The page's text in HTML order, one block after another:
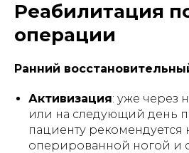
Реабилитация
операции
Ранний
Активизация: уже через
или на следующий день
пациенту рекомендуется
оперированной ногой и